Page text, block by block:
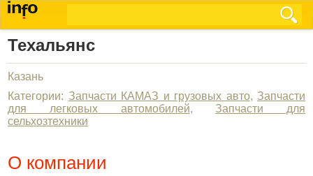
Техальянс
Казань
Категории: Запчасти КАМАЗ и грузовых авто, Запчасти
для легковых автомобилей, Запчасти для
сельхозтехники
О компании